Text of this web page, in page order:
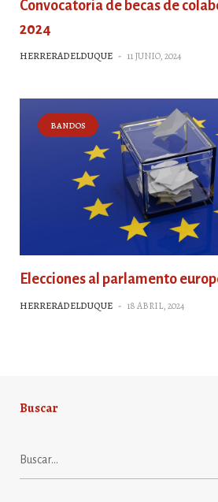
Convocatoria de becas de
2024
HERRERADELDUQUE - 11 JUNIO, 2024
BANDOS
Elecciones al parlamento
HERRERADELDUQUE - 18 ABRIL, 2024
Buscar